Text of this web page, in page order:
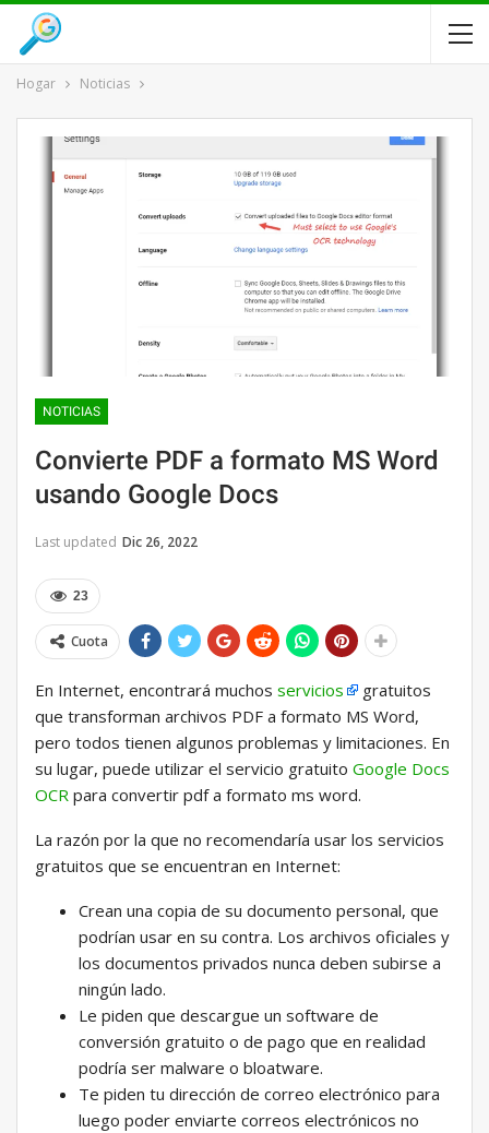
Hogar Noticias
NOTICIAS
Convierte PDF a formato MS Word
usando Google Docs
Last updated Dic 26, 2022
23
Cuota
En Internet, encontrará muchos servicios
gratuitos
que transforman archivos PDF a formato MS Word,
pero todos tienen algunos problemas y limitaciones. En
su lugar, puede utilizar el servicio gratuito Google Docs
OCR para convertir pdf a formato ms word.
La razón por la que no recomendaría usar los servicios
gratuitos que se encuentran en Internet:
Crean una copia de su documento personal, que
podrían usar en su contra. Los archivos oficiales y
los documentos privados nunca deben subirse a
ningún lado.
Le piden que descargue un software de
conversión gratuito o de pago que en realidad
podría ser malware o bloatware.
Te piden tu dirección de correo electrónico para
luego poder enviarte correos electrónicos no